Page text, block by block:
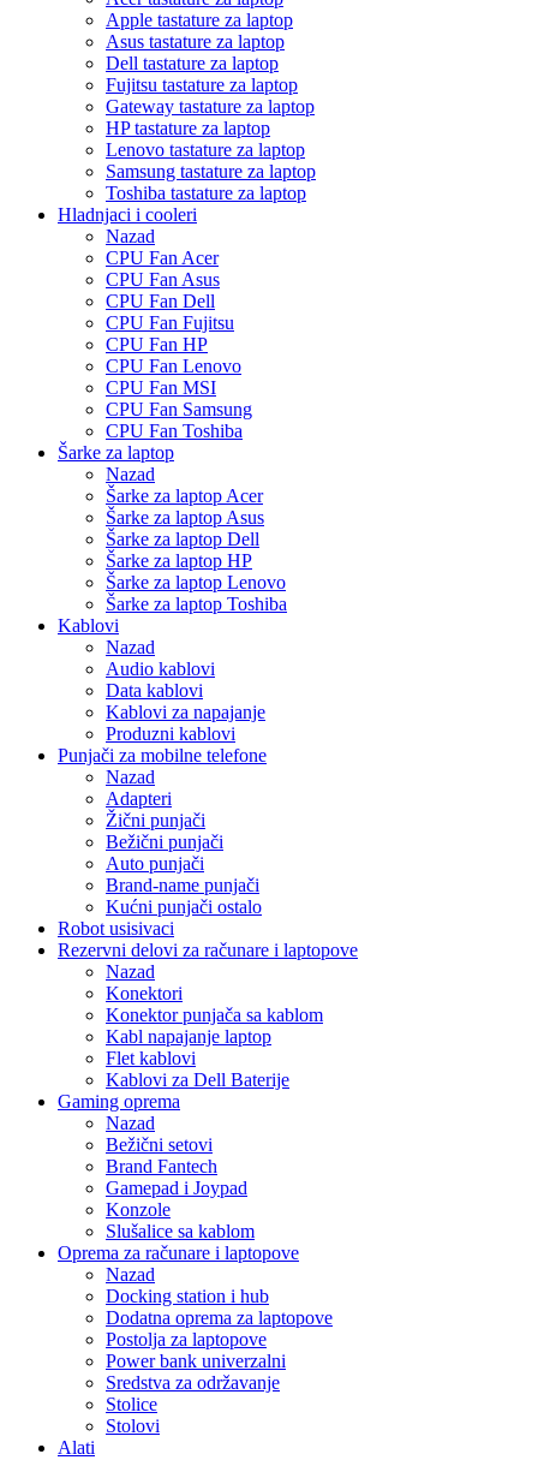
Apple tastature za laptop
Asus tastature za laptop
Dell tastature za laptop
Fujitsu tastature za laptop
Gateway tastature za laptop
HP tastature za laptop
Lenovo tastature za laptop
Samsung tastature za laptop
Toshiba tastature za laptop
Hladnjaci i cooleri
Nazad
CPU Fan Acer
CPU Fan Asus
CPU Fan Dell
CPU Fan Fujitsu
CPU Fan HP
CPU Fan Lenovo
CPU Fan MSI
CPU Fan Samsung
CPU Fan Toshiba
Šarke za laptop
Nazad
Šarke za laptop Acer
Šarke za laptop Asus
Šarke za laptop Dell
Šarke za laptop HP
Šarke za laptop Lenovo
Šarke za laptop Toshiba
Kablovi
Nazad
Audio kablovi
Data kablovi
Kablovi za napajanje
Produzni kablovi
Punjači za mobilne telefone
Nazad
Adapteri
Žični punjači
Bežični punjači
Auto punjači
Brand-name punjači
Kućni punjači ostalo
Robot usisivaci
Rezervni delovi za računare i laptopove
Nazad
Konektori
Konektor punjača sa kablom
Kabl napajanje laptop
Flet kablovi
Kablovi za Dell Baterije
Gaming oprema
Nazad
Bežični setovi
Brand Fantech
Gamepad i Joypad
Konzole
Slušalice sa kablom
Oprema za računare i laptopove
Nazad
Docking station i hub
Dodatna oprema za laptopove
Postolja za laptopove
Power bank univerzalni
Sredstva za održavanje
Stolice
Stolovi
Alati